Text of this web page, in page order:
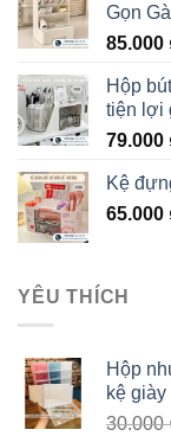
Gọn
85.000
Hộp
tiện lợi
79.000
Kệ
65.000
YÊU THÍCH
Hộp
kệ
30.000